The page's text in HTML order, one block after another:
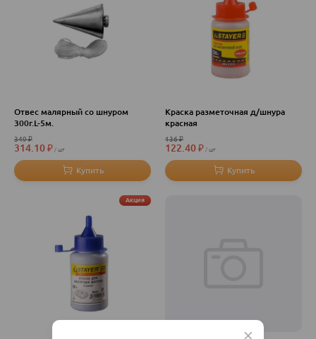
Отвес малярный со шнуром
300г.L-5м.
349₽
314.10₽ шт
Краска разметочная д/шнура
красная
136₽
122.40₽ шт
Акция